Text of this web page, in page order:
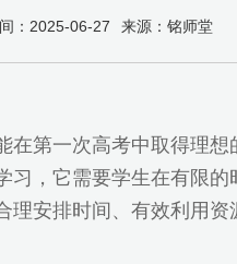
：2025-06-27 来源：铭师堂
第一次高考中取得理
，它需要学生在有限
安排时间、有效利用资